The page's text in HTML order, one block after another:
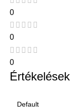
0
0
0
Értékelések